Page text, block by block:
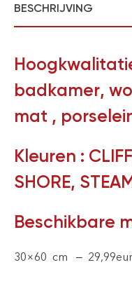
BESCHRIJVING
badkamer,
mat ,
Kleuren :
SHORE,
Beschikbare
30×60